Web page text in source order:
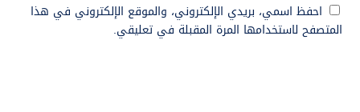
احفظ اسمي، بريدي الإلكتروني، والموقع الإلكتروني في هذا
المتصفح لاستخدامها المرة المقبلة في تعليقي.